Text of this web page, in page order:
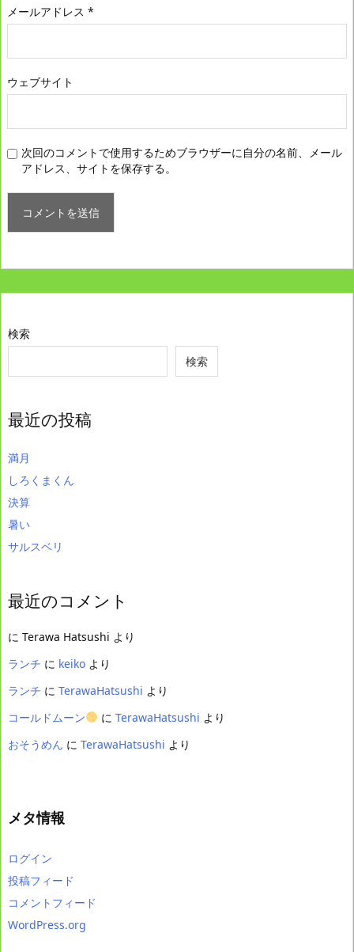
メールアドレス *
ウェブサイト
次回のコメントで使用するためブラウザーに自分の名前、メール
アドレス、サイトを保存する。
検索
検索
最近の投稿
満月
しろくまくん
決算
暑い
サルスベリ
最近のコメント
に Terawa Hatsushi より
ランチ に keiko より
ランチ に TerawaHatsushi より
コールドムーン
に TerawaHatsushi より
おそうめん に TerawaHatsushi より
メタ情報
ログイン
投稿フィード
コメントフィード
WordPress.org